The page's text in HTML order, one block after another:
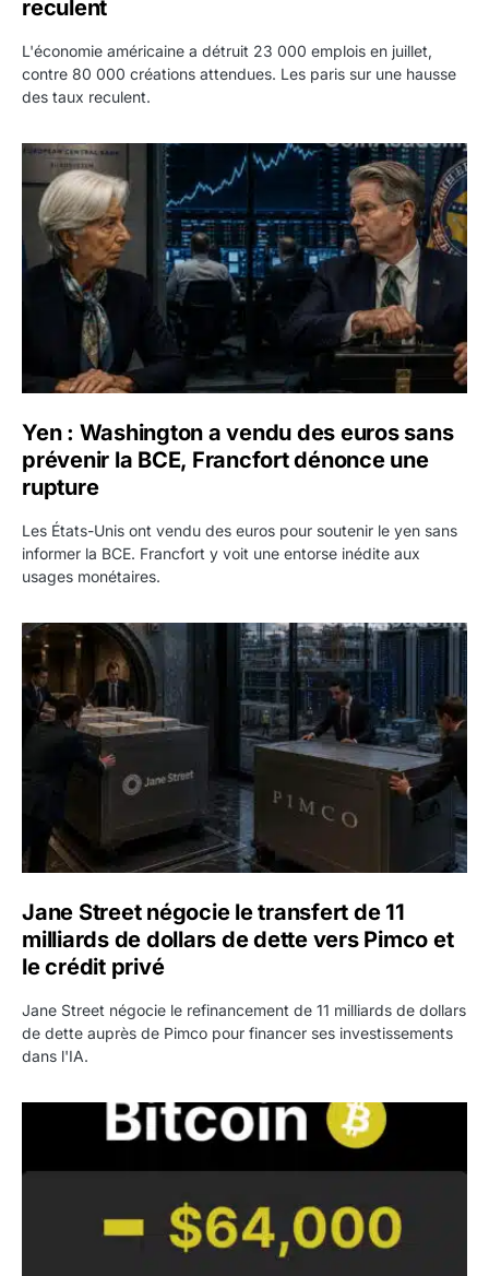
reculent
L'économie américaine a détruit 23 000 emplois en juillet,
contre 80 000 créations attendues. Les paris sur une hausse
des taux reculent.
Yen : Washington a vendu des euros sans prévenir la
Yen : Washington a vendu des euros sans
prévenir la BCE, Francfort dénonce une
rupture
Les États-Unis ont vendu des euros pour soutenir le yen sans
informer la BCE. Francfort y voit une entorse inédite aux
usages monétaires.
Jane Street négocie le transfert de 11 milliards de
Jane Street négocie le transfert de 11
milliards de dollars de dette vers Pimco et
le crédit privé
Jane Street négocie le refinancement de 11 milliards de dollars
de dette auprès de Pimco pour financer ses investissements
dans l'IA.
Bitcoin stagne à 64 000 dollars pendant que les